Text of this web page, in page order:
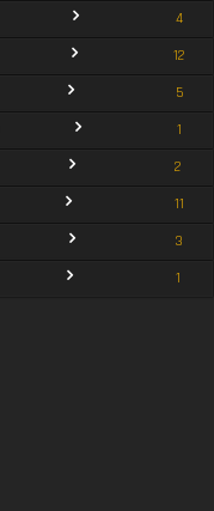
4
12
5
1
2
11
3
1